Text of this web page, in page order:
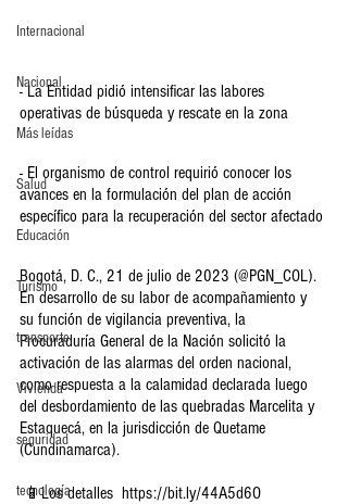
Internacional
Nacional
Más leídas
Salud
Educación
Turismo
transporte
Vivienda
seguridad
tecnología
- La Entidad pidió intensificar las labores
operativas de búsqueda y rescate en la zona
- El organismo de control requirió conocer los
avances en la formulación del plan de acción
específico para la recuperación del sector afectado
Bogotá, D. C., 21 de julio de 2023 (@PGN_COL).
En desarrollo de su labor de acompañamiento y
su función de vigilancia preventiva, la
Procuraduría General de la Nación solicitó la
activación de las alarmas del orden nacional,
como respuesta a la calamidad declarada luego
del desbordamiento de las quebradas Marcelita y
Estaquecá, en la jurisdicción de Quetame
(Cundinamarca).
📱Los detalles  https://bit.ly/44A5d6O